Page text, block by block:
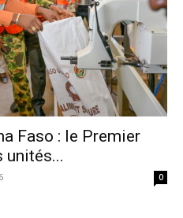
Faso : le Premier
unités...
0